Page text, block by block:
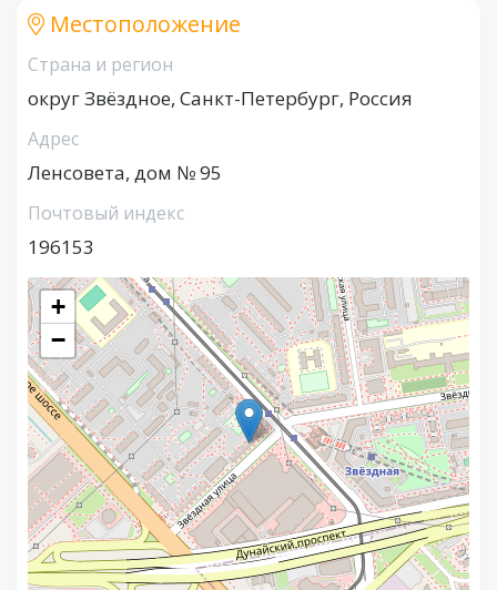
Местоположение
Страна и регион
округ Звёздное, Санкт-Петербург, Россия
Адрес
Ленсовета, дом № 95
Почтовый индекс
196153
+
−